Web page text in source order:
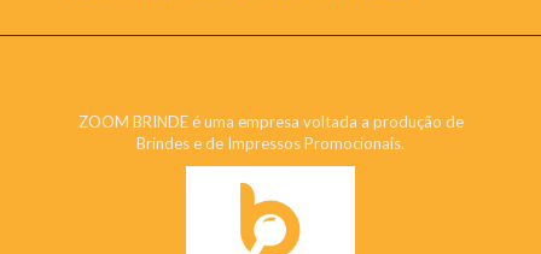
ZOOM BRINDE é uma empresa voltada a produção de
Brindes e de Impressos Promocionais.